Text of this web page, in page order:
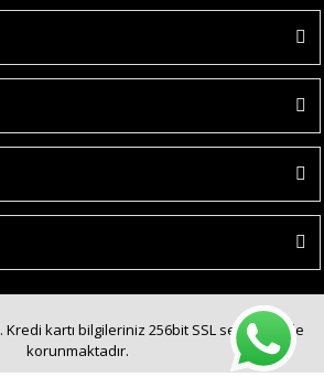
Kredi kartı bilgileriniz 256bit SSL sertifikası ile
korunmaktadır.